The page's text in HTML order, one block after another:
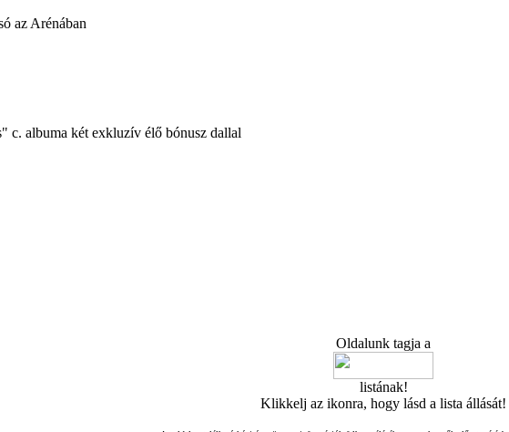
az Arénában
c. albuma két exkluzív élő bónusz dallal
Oldalunk tagja a
listának!
Klikkelj az ikonra, hogy lásd a lista állását!